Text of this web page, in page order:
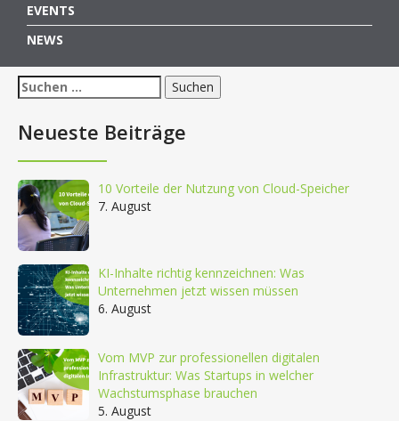
EVENTS
NEWS
Suchen
nach:
Neueste Beiträge
10 Vorteile der Nutzung von Cloud-Speicher
7. August
KI-Inhalte richtig kennzeichnen: Was
Unternehmen jetzt wissen müssen
6. August
Vom MVP zur professionellen digitalen
Infrastruktur: Was Startups in welcher
Wachstumsphase brauchen
5. August